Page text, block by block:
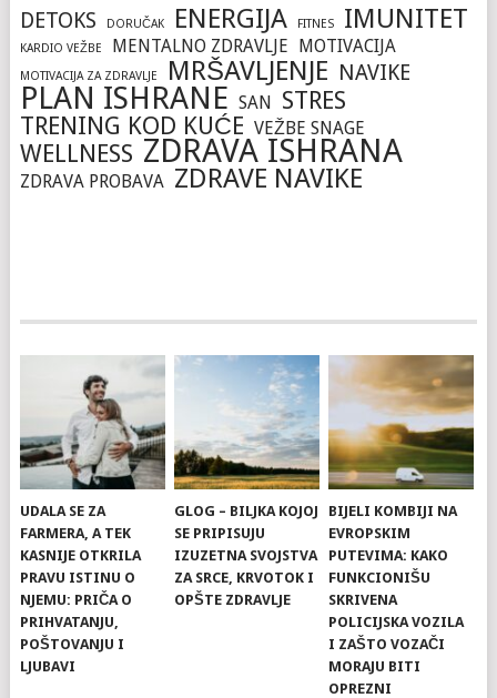
DETOKS DORUČAK ENERGIJA FITNES IMUNITET
KARDIO VEŽBE MENTALNO ZDRAVLJE MOTIVACIJA
MOTIVACIJA ZA ZDRAVLJE MRŠAVLJENJE NAVIKE
PLAN ISHRANE SAN STRES
TRENING KOD KUĆE VEŽBE SNAGE
WELLNESS ZDRAVA ISHRANA
ZDRAVA PROBAVA ZDRAVE NAVIKE
UDALA SE ZA
FARMERA, A TEK
KASNIJE OTKRILA
PRAVU ISTINU O
NJEMU: PRIČA O
PRIHVATANJU,
POŠTOVANJU I
LJUBAVI
GLOG – BILJKA KOJOJ
SE PRIPISUJU
IZUZETNA SVOJSTVA
ZA SRCE, KRVOTOK I
OPŠTE ZDRAVLJE
BIJELI KOMBIJI NA
EVROPSKIM
PUTEVIMA: KAKO
FUNKCIONIŠU
SKRIVENA
POLICIJSKA VOZILA
I ZAŠTO VOZAČI
MORAJU BITI
OPREZNI